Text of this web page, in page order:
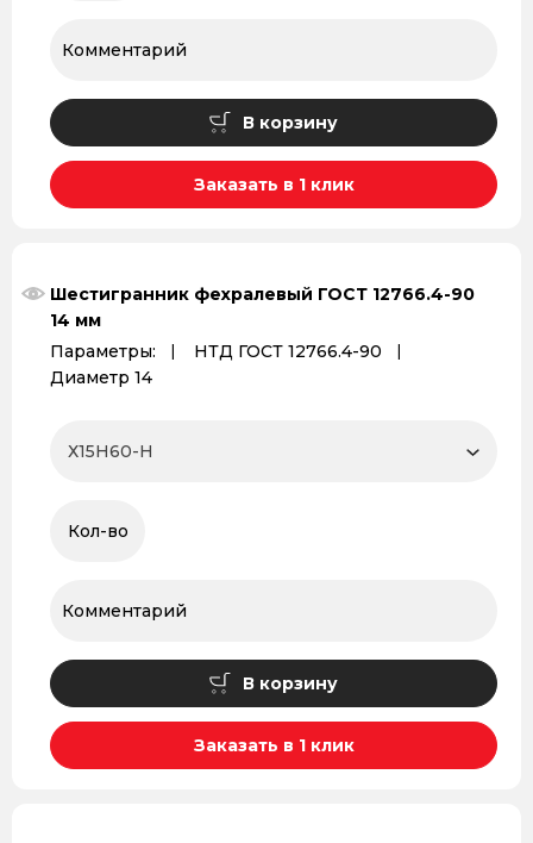
В корзину
Заказать в 1 клик
Шестигранник фехралевый ГОСТ 12766.4-90
14 мм
Параметры:
НТД ГОСТ 12766.4-90
Диаметр 14
В корзину
Заказать в 1 клик